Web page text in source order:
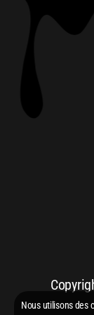
Nous utilisons des